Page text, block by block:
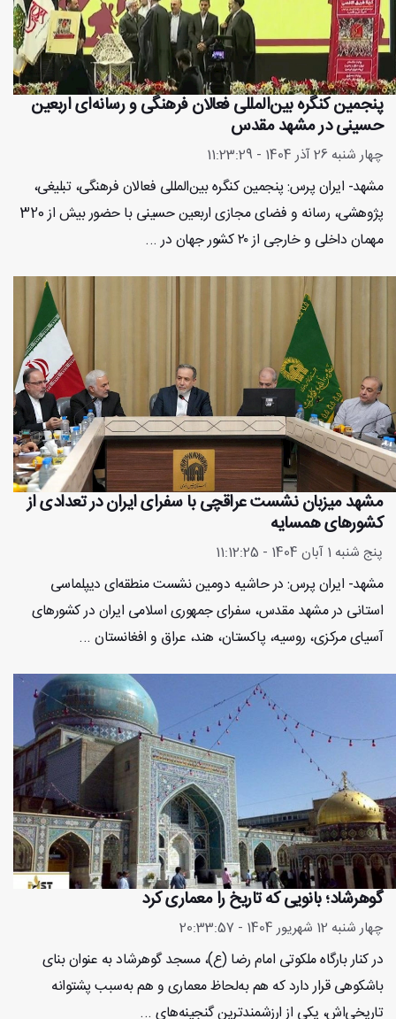
پنجمین کنگره بین‌المللی فعالان فرهنگی و رسانه‌ای اربعین
حسینی در مشهد مقدس
چهار شنبه 26 آذر 1404 - 11:23:29
مشهد- ایران پرس: پنجمین کنگره بین‌المللی فعالان فرهنگی، تبلیغی،
پژوهشی، رسانه و فضای مجازی اربعین حسینی با حضور بیش از 320
مهمان داخلی و خارجی از ۲۰ کشور جهان در ...
مشهد میزبان نشست عراقچی با سفرای ایران در تعدادی از
کشورهای همسایه
پنج شنبه 1 آبان 1404 - 11:12:25
مشهد- ایران پرس: در حاشیه دومین نشست منطقه‌ای دیپلماسی
استانی در مشهد مقدس، سفرای جمهوری اسلامی ایران در کشورهای
آسیای مرکزی، روسیه، پاکستان، هند، عراق و افغانستان ...
گوهرشاد؛ بانویی که تاریخ را معماری کرد
چهار شنبه 12 شهریور 1404 - 20:33:57
در کنار بارگاه ملکوتی امام رضا (ع)، مسجد گوهرشاد به عنوان بنای
باشکوهی قرار دارد که هم به‌لحاظ معماری و هم به‌سبب پشتوانه
تاریخی‌اش، یکی از ارزشمندترین گنجینه‌های ...